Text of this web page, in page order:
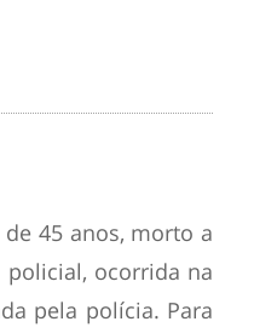
45 anos, morto a
ocorrida na
pela polícia. Para